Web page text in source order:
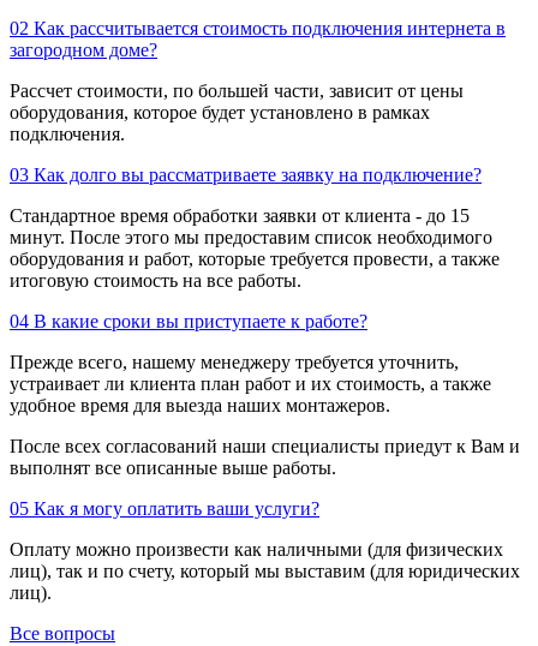
02 Как рассчитывается стоимость подключения интернета в
загородном доме?
Рассчет стоимости, по большей части, зависит от цены
оборудования, которое будет установлено в рамках
подключения.
03 Как долго вы рассматриваете заявку на подключение?
Стандартное время обработки заявки от клиента - до 15
минут. После этого мы предоставим список необходимого
оборудования и работ, которые требуется провести, а также
итоговую стоимость на все работы.
04 В какие сроки вы приступаете к работе?
Прежде всего, нашему менеджеру требуется уточнить,
устраивает ли клиента план работ и их стоимость, а также
удобное время для выезда наших монтажеров.
После всех согласований наши специалисты приедут к Вам и
выполнят все описанные выше работы.
05 Как я могу оплатить ваши услуги?
Оплату можно произвести как наличными (для физических
лиц), так и по счету, который мы выставим (для юридических
лиц).
Все вопросы